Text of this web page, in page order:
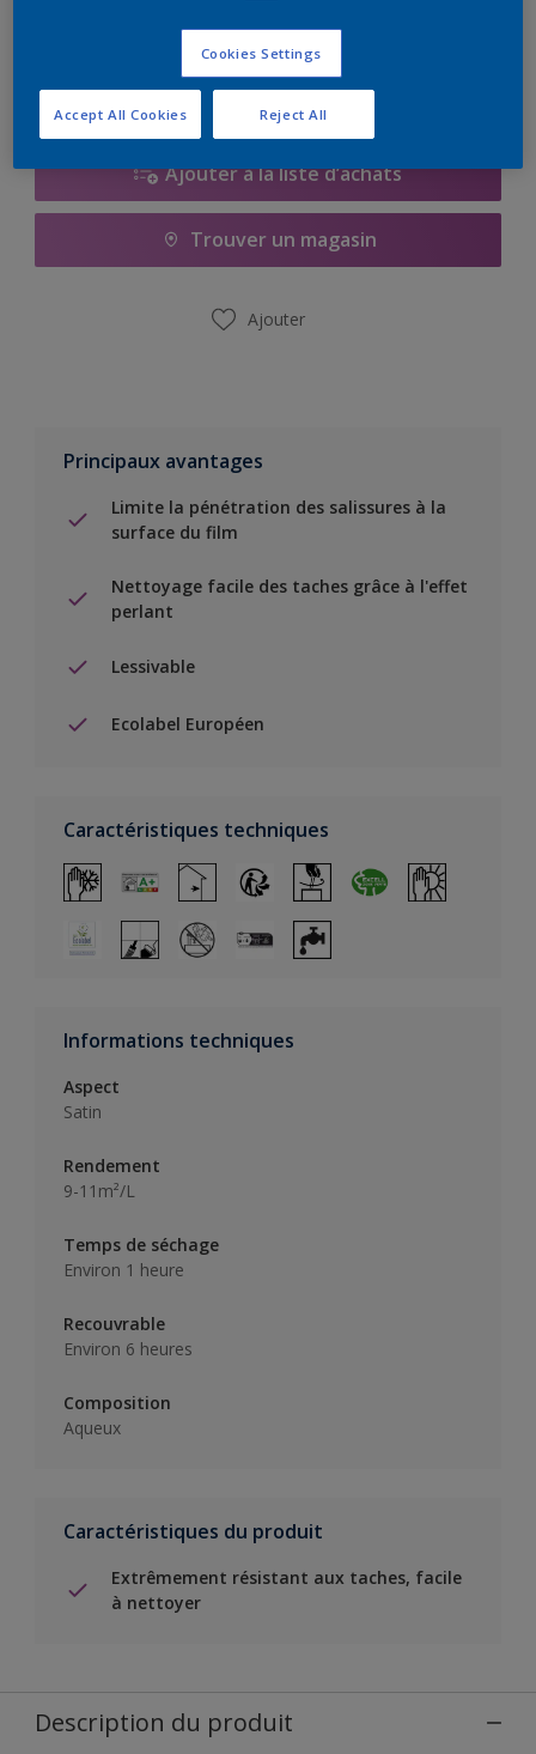
Calculer
Ajouter à la liste d’achats
Trouver un magasin
Ajouter
Principaux avantages
Limite la pénétration des salissures à la
surface du film
Nettoyage facile des taches grâce à l'effet
perlant
Lessivable
Ecolabel Européen
Caractéristiques techniques
Informations techniques
Aspect
Satin
Rendement
9-11m²/L
Temps de séchage
Environ 1 heure
Recouvrable
Environ 6 heures
Composition
Aqueux
Caractéristiques du produit
Extrêmement résistant aux taches, facile
à nettoyer
Description du produit
Cookies Settings
Reject All
Accept All Cookies